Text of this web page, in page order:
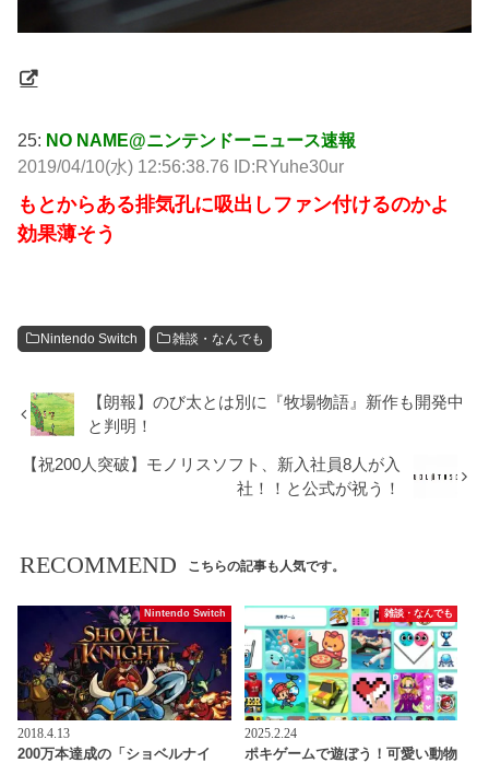
25: NO NAME@ニンテンドーニュース速報
2019/04/10(水) 12:56:38.76 ID:RYuhe30ur
もとからある排気孔に吸出しファン付けるのかよ
効果薄そう
Nintendo Switch 雑談・なんでも
【朗報】のび太とは別に『牧場物語』新作も開発中
と判明！
【祝200人突破】モノリスソフト、新入社員8人が入
社！！と公式が祝う！
RECOMMEND こちらの記事も人気です。
Nintendo Switch
2018.4.13
200万本達成の「ショベルナイ
雑談・なんでも
2025.2.24
ポキゲームで遊ぼう！可愛い動物